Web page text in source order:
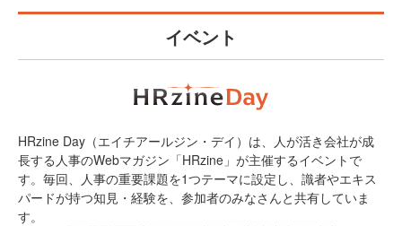
イベント
HRzine Day（エイチアールジン・デイ）は、人が活き会社が成
長する人事のWebマガジン「HRzine」が主催するイベントで
す。毎回、人事の重要課題を1つテーマに設定し、識者やエキス
パードが持つ知見・経験を、参加者のみなさんと共有していま
す。